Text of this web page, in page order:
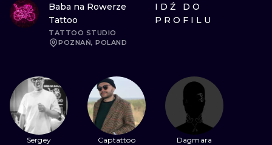
PRAGA LONDYN
Baba na Rowerze
Tattoo
TATTOO STUDIO
POZNAŃ, POLAND
IDŹ DO
PROFILU
Sergey Captattoo Dagmara